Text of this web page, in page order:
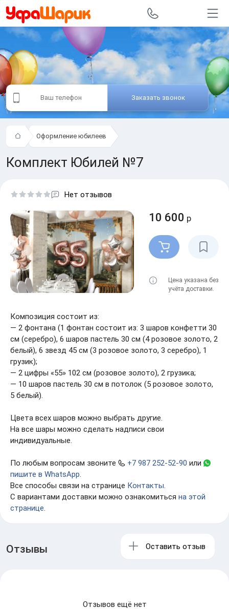
Заказать звонок
Оформление юбилеев
Комплект Юбилей №7
Нет отзывов
10 600 р
Цена указана без
учёта доставки.
Композиция состоит из:
— 2 фонтана (1 фонтан состоит из: 3 шаров конфетти 30
см (серебро), 6 шаров пастель 30 см (4 розовое золото, 2
белый), 6 звезд 45 см (3 розовое золото, 3 серебро), 1
грузик);
— 2 цифры «55» 102 см (розовое золото), 2 грузика;
— 10 шаров пастель 30 см в потолок (5 розовое золото,
5 белый).
Цвета всех шаров можно выбрать другие.
На все шары можно сделать надписи свои
индивидуальные.
По любым вопросам звоните +7 987 252-52-90 или
пишите в WhatsApp.
Все способы связи на странице Контакты.
С вариантами доставки можно ознакомиться на этой
странице.
Отзывы Оставить отзыв
Отзывов ещё нет